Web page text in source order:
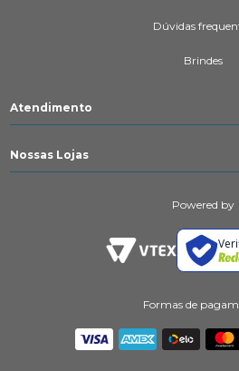
Dúvidas
Brindes
Atendimento
Nossas Lojas
Powered by
Formas de